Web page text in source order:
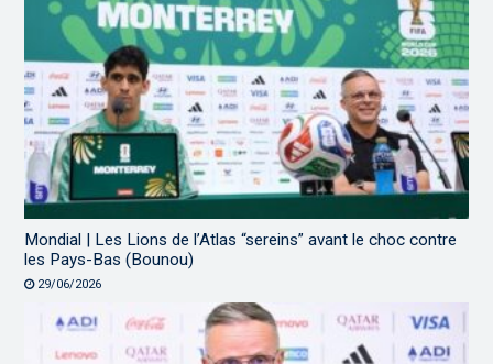
Mondial | Les Lions de l’Atlas “sereins” avant le choc contre
les Pays-Bas (Bounou)
29/06/2026